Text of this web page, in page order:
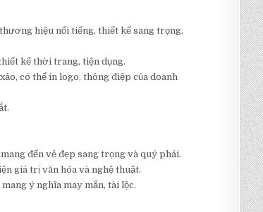
hiệu nổi tiếng, thiết kế sang trọng,
kế thời trang, tiện dụng.
có thể in logo, thông điệp của doanh
đến vẻ đẹp sang trọng và quý phái.
giá trị văn hóa và nghệ thuật.
ý nghĩa may mắn, tài lộc.